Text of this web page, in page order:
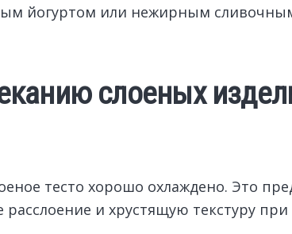
йогуртом или нежирным
слоеных
тесто хорошо охлаждено. Это
и хрустящую текстуру